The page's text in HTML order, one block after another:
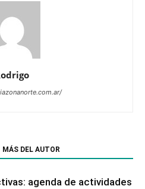
MÁS DEL AUTOR
agenda de actividades